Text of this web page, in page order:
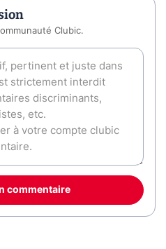
Clubic.
commentaire